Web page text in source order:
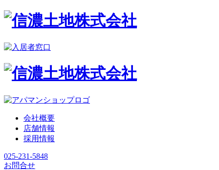
会社概要
店舗情報
採用情報
025-231-5848
お問合せ